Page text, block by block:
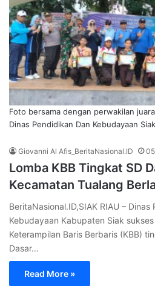
Foto bersama dengan perwakilan
Dinas Pendidikan Dan Kebudayaan
Giovanni Al Afis_BeritaNasional.ID
Lomba KBB Tingkat SD
Kecamatan Tualang
BeritaNasional.ID,SIAK RIAU –
Kebudayaan Kabupaten Siak
Keterampilan Baris Berbaris (KBB)
Dasar…
Read More »